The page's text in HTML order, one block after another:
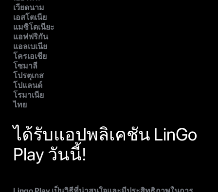
เวียดนาม
เอสโตเนีย
แมซิโดเนียะ
แอฟฟริกัน
แอลเบเนีย
โครเอเชีย
โซมาลี
โปรตุเกส
โปแลนด์
โรมาเนีย
ไทย
ได้รับแอปพลิเคชัน LinGo
Play วันนี้!